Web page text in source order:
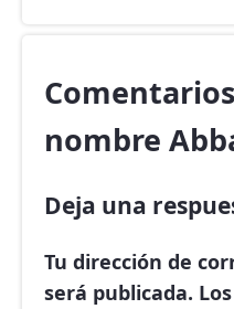
nombre
Deja una
Tu dirección de
será publicada.